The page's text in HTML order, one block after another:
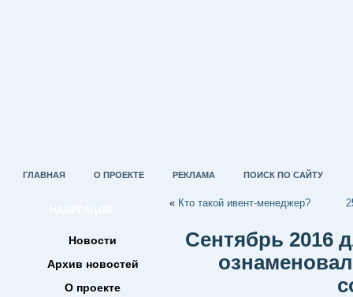
ГЛАВНАЯ О ПРОЕКТЕ РЕКЛАМА ПОИСК ПО САЙТУ
Новости
Архив новостей
О проекте
« Кто такой ивент-менеджер?
Сентябрь 2016